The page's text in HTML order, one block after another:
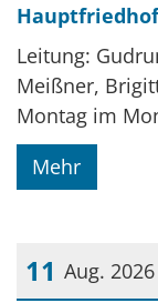
Leitung:
Meißner,
Montag im
Mehr
11 Aug. 2026